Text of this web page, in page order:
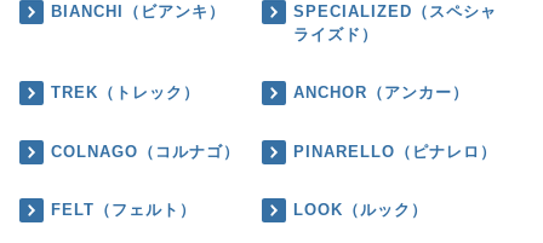
BIANCHI（ビアンキ）
SPECIALIZED（スペシャ
ライズド）
TREK（トレック） ANCHOR（アンカー）
COLNAGO（コルナゴ） PINARELLO（ピナレロ）
FELT（フェルト） LOOK（ルック）